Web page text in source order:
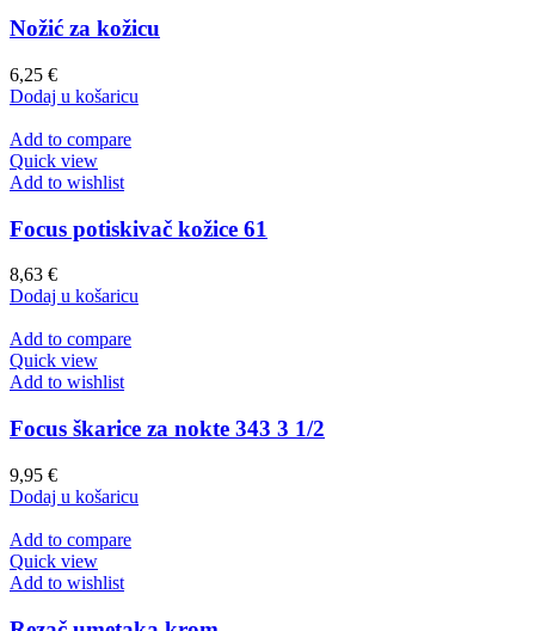
Nožić za kožicu
6,25 €
Dodaj u košaricu
Add to compare
Quick view
Add to wishlist
Focus potiskivač kožice 61
8,63 €
Dodaj u košaricu
Add to compare
Quick view
Add to wishlist
Focus škarice za nokte 343 3 1/2
9,95 €
Dodaj u košaricu
Add to compare
Quick view
Add to wishlist